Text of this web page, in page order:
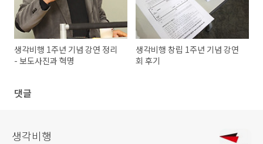
생각비행 1주년 기념 강연 정리
- 보도사진과 혁명
생각비행 창립 1주년 기념 강연
회 후기
댓글
생각비행